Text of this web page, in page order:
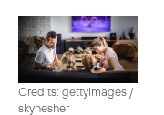
Credits: gettyimages /
skynesher